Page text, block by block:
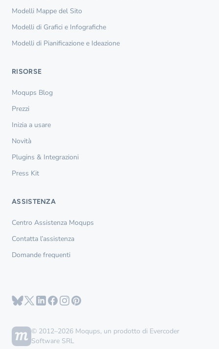
Modelli Mappe del Sito
Modelli di Grafici e Infografiche
Modelli di Pianificazione e Ideazione
RISORSE
Moqups Blog
Prezzi
Inizia a usare
Novità
Plugins & Integrazioni
Press Kit
ASSISTENZA
Centro Assistenza Moqups
Contatta l’assistenza
Domande frequenti
© 2012–2026 Moqups, un prodotto di Evercoder
Software SRL